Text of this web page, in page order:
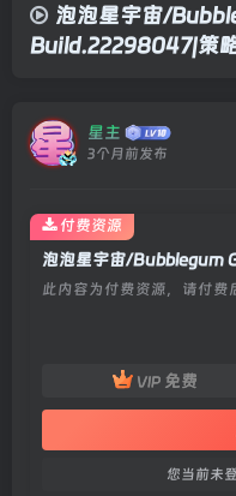
泡泡星宇宙/
Build.22298047|策
星主
3个月前发布
此内容为付费资源，请付费
VIP 免费
您当前未
付费资源